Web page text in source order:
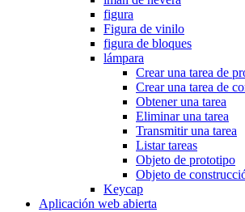
figura
Figura de vinilo
figura de bloques
lámpara
Crear una tarea de
Crear una tarea de
Obtener una tarea
Eliminar una tarea
Transmitir una tarea
Listar tareas
Objeto de prototipo
Objeto de
Keycap
Aplicación web abierta